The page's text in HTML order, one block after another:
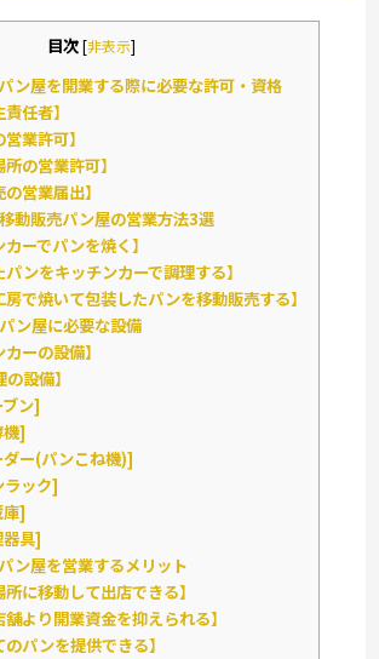
目次[非表示]
ン屋を開業する際に必要な許可・資格
任者】
営業許可】
所の営業許可】
営業届出】
動販売パン屋の営業方法3選
カーでパンを焼く】
パンをキッチンカーで調理する】
房で焼いて包装したパンを移動販売する】
ン屋に必要な設備
カーの設備】
の設備】
ン]
]
ー(パンこね機)]
ック]
]
具]
ン屋を営業するメリット
所に移動して出店できる】
舗より開業資金を抑えられる】
のパンを提供できる】